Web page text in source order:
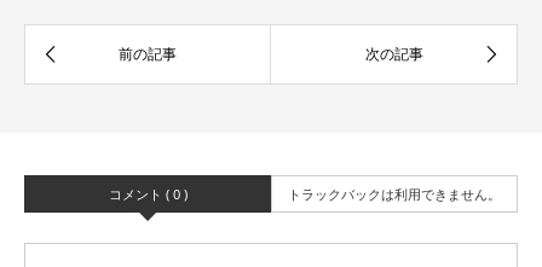
コメント ( 0 ) トラックバックは利用できません。